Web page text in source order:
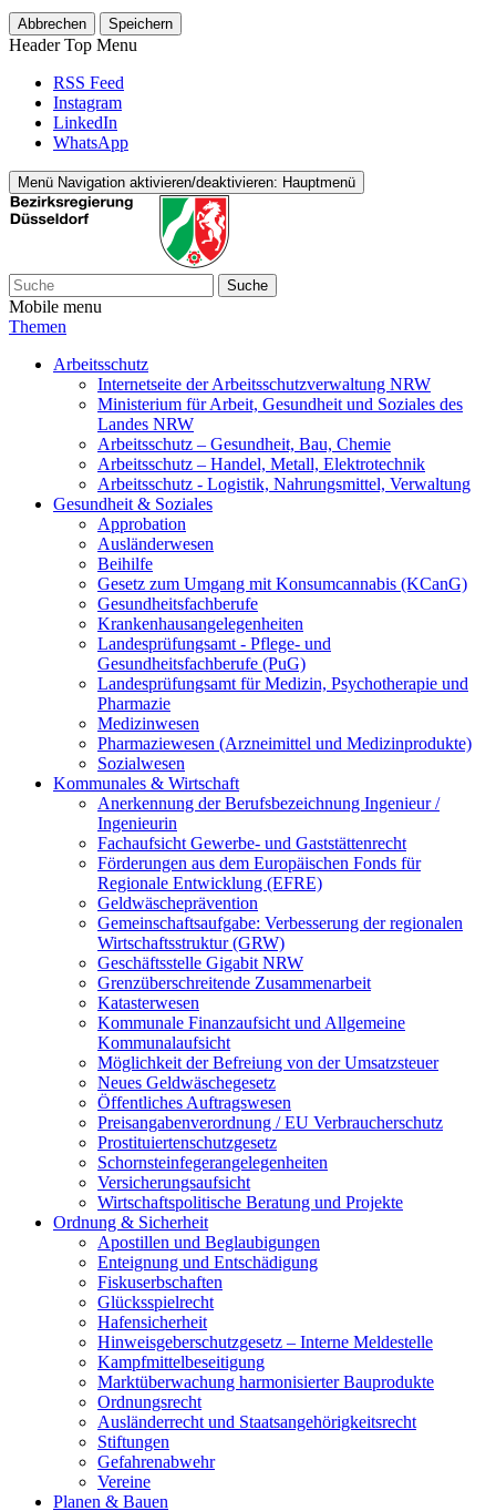
Abbrechen Speichern
Header Top Menu
RSS Feed
Instagram
LinkedIn
WhatsApp
Menü Navigation aktivieren/deaktivieren: Hauptmenü
Suche
Mobile menu
Themen
Arbeitsschutz
Internetseite der Arbeitsschutzverwaltung NRW
Ministerium für Arbeit, Gesundheit und Soziales des
Landes NRW
Arbeitsschutz – Gesundheit, Bau, Chemie
Arbeitsschutz – Handel, Metall, Elektrotechnik
Arbeitsschutz - Logistik, Nahrungsmittel, Verwaltung
Gesundheit & Soziales
Approbation
Ausländerwesen
Beihilfe
Gesetz zum Umgang mit Konsumcannabis (KCanG)
Gesundheitsfachberufe
Krankenhausangelegenheiten
Landesprüfungsamt - Pflege- und
Gesundheitsfachberufe (PuG)
Landesprüfungsamt für Medizin, Psychotherapie und
Pharmazie
Medizinwesen
Pharmaziewesen (Arzneimittel und Medizinprodukte)
Sozialwesen
Kommunales & Wirtschaft
Anerkennung der Berufsbezeichnung Ingenieur /
Ingenieurin
Fachaufsicht Gewerbe- und Gaststättenrecht
Förderungen aus dem Europäischen Fonds für
Regionale Entwicklung (EFRE)
Geldwäscheprävention
Gemeinschaftsaufgabe: Verbesserung der regionalen
Wirtschaftsstruktur (GRW)
Geschäftsstelle Gigabit NRW
Grenzüberschreitende Zusammenarbeit
Katasterwesen
Kommunale Finanzaufsicht und Allgemeine
Kommunalaufsicht
Möglichkeit der Befreiung von der Umsatzsteuer
Neues Geldwäschegesetz
Öffentliches Auftragswesen
Preisangabenverordnung / EU Verbraucherschutz
Prostituiertenschutzgesetz
Schornsteinfegerangelegenheiten
Versicherungsaufsicht
Wirtschaftspolitische Beratung und Projekte
Ordnung & Sicherheit
Apostillen und Beglaubigungen
Enteignung und Entschädigung
Fiskuserbschaften
Glücksspielrecht
Hafensicherheit
Hinweisgeberschutzgesetz – Interne Meldestelle
Kampfmittelbeseitigung
Marktüberwachung harmonisierter Bauprodukte
Ordnungsrecht
Ausländerrecht und Staatsangehörigkeitsrecht
Stiftungen
Gefahrenabwehr
Vereine
Planen & Bauen